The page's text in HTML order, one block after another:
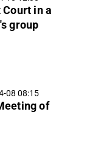
in a
group
08 08:15
of